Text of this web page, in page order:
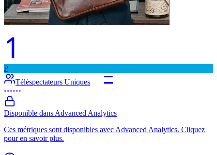
1
–
P
Téléspectateurs Uniques
••••••
Disponible dans Advanced Analytics
Ces métriques sont disponibles avec Advanced Analytics. Cliquez
pour en savoir plus.